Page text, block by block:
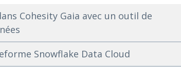
Cohesity Gaia avec un outil de
Snowflake Data Cloud